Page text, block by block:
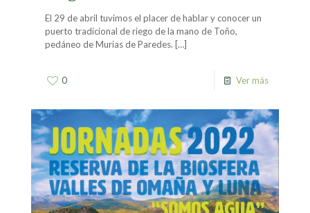
El 29 de abril tuvimos el placer de hablar y conocer un
puerto tradicional de riego de la mano de Toño,
pedáneo de Murias de Paredes. […]
0 Ver más